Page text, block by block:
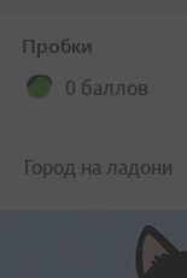
Пробки
0 баллов
Город на ладони